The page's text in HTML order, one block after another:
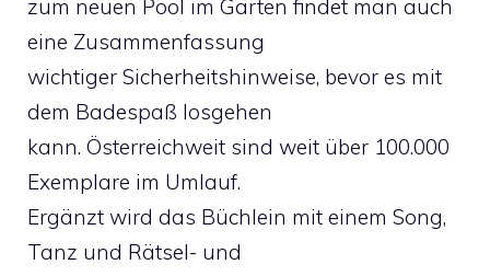
zum neuen Pool im Garten findet man auch
eine Zusammenfassung
wichtiger Sicherheitshinweise, bevor es mit
dem Badespaß losgehen
kann. Österreichweit sind weit über 100.000
Exemplare im Umlauf.
Ergänzt wird das Büchlein mit einem Song,
Tanz und Rätsel- und